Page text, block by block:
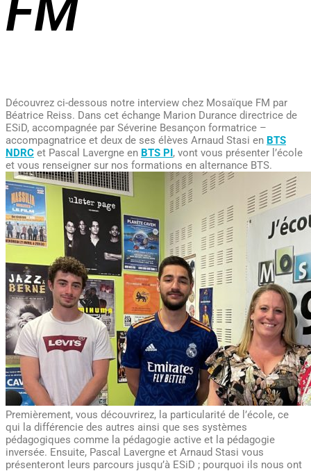
FM
Découvrez ci-dessous notre interview chez Mosaïque FM par
Béatrice Reiss. Dans cet échange Marion Durance directrice de
ESiD, accompagnée par Séverine Besançon formatrice –
accompagnatrice et deux de ses élèves Arnaud Stasi en BTS
NDRC et Pascal Lavergne en BTS PI, vont vous présenter l’école
et vous renseigner sur nos formations en alternance BTS.
Premièrement, vous découvrirez, la particularité de l’école, ce
qui la différencie des autres ainsi que ses systèmes
pédagogiques comme la pédagogie active et la pédagogie
inversée. Ensuite, Pascal Lavergne et Arnaud Stasi vous
présenteront leurs parcours jusqu’à ESiD ; pourquoi ils nous ont